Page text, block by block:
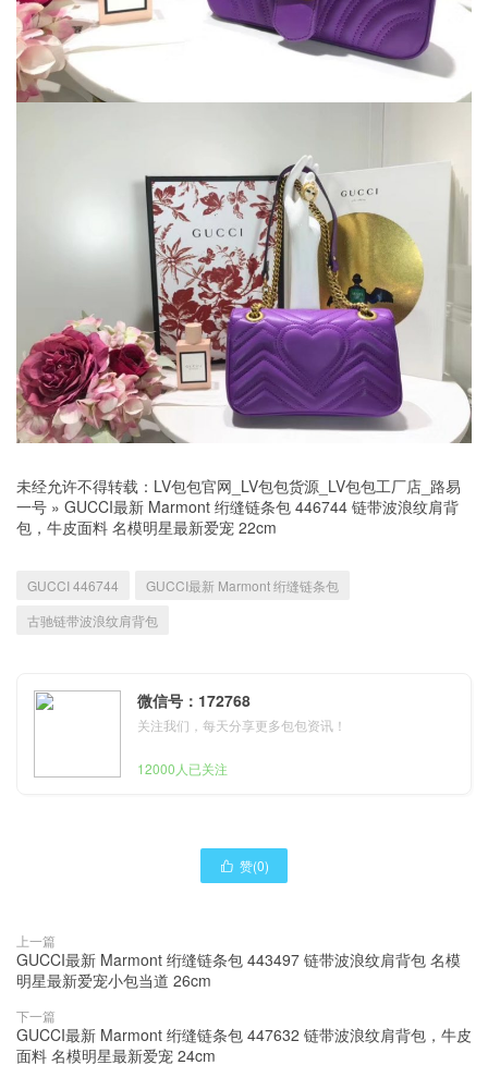
未经允许不得转载： LV包包官网_LV包包货源_LV包包工厂店_路易
一号 » GUCCI最新 Marmont 绗缝链条包 446744 链带波浪纹肩背
包，牛皮面料 名模明星最新爱宠 22cm
GUCCI 446744
GUCCI最新 Marmont 绗缝链条包
古驰链带波浪纹肩背包
微信号：172768
关注我们，每天分享更多包包资讯！
12000人已关注
 赞(0)
上一篇
GUCCI最新 Marmont 绗缝链条包 443497 链带波浪纹肩背包 名模
明星最新爱宠小包当道 26cm
下一篇
GUCCI最新 Marmont 绗缝链条包 447632 链带波浪纹肩背包，牛皮
面料 名模明星最新爱宠 24cm